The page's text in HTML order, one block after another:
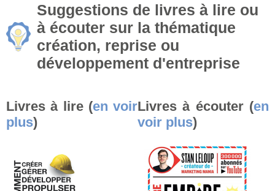
Suggestions de livres à lire ou
à écouter sur la thématique
création, reprise ou
développement d'entreprise
Livres à lire (en voir
plus)
Livres à écouter (en
voir plus)